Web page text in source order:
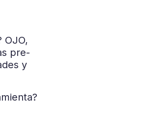
OJO,
pre-
y